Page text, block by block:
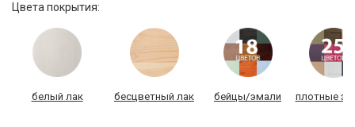
Цвета покрытия:
белый лак бесцветный лак бейцы/эмали плотные